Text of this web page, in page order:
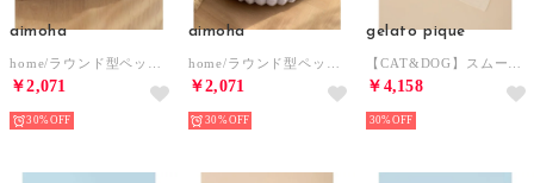
aimoha
￥2,071
30%
aimoha
￥2,071
30%
gelato pique
￥4,158
30%